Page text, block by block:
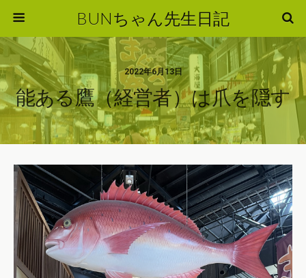
BUNちゃん先生日記
2022年6月13日
能ある鷹（経営者）は爪を隠す